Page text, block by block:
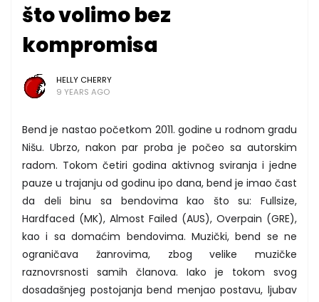
što volimo bez
kompromisa
HELLY CHERRY
9 YEARS AGO
Bend je nastao početkom 2011. godine u rodnom gradu
Nišu. Ubrzo, nakon par proba je počeo sa autorskim
radom. Tokom četiri godina aktivnog sviranja i jedne
pauze u trajanju od godinu ipo dana, bend je imao čast
da deli binu sa bendovima kao što su: Fullsize,
Hardfaced (MK), Almost Failed (AUS), Overpain (GRE),
kao i sa domaćim bendovima. Muzički, bend se ne
ograničava žanrovima, zbog velike muzičke
raznovrsnosti samih članova. Iako je tokom svog
dosadašnjeg postojanja bend menjao postavu, ljubav